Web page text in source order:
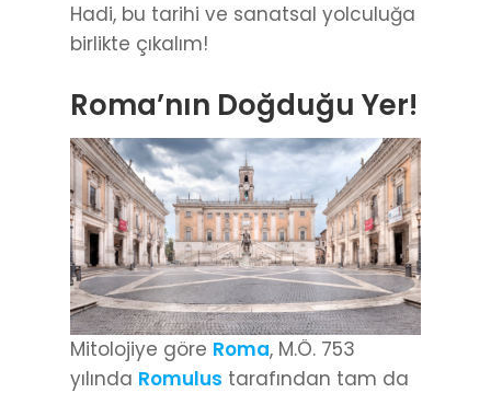
Hadi, bu tarihi ve sanatsal yolculuğa
birlikte çıkalım!
Roma’nın Doğduğu Yer!
Mitolojiye göre Roma, M.Ö. 753
yılında Romulus tarafından tam da